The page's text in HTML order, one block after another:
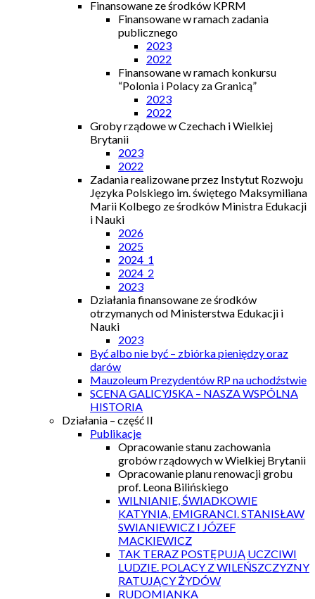
Finansowane ze środków KPRM
Finansowane w ramach zadania
publicznego
2023
2022
Finansowane w ramach konkursu
“Polonia i Polacy za Granicą”
2023
2022
Groby rządowe w Czechach i Wielkiej
Brytanii
2023
2022
Zadania realizowane przez Instytut Rozwoju
Języka Polskiego im. świętego Maksymiliana
Marii Kolbego ze środków Ministra Edukacji
i Nauki
2026
2025
2024_1
2024_2
2023
Działania finansowane ze środków
otrzymanych od Ministerstwa Edukacji i
Nauki
2023
Być albo nie być – zbiórka pieniędzy oraz
darów
Mauzoleum Prezydentów RP na uchodźstwie
SCENA GALICYJSKA – NASZA WSPÓLNA
HISTORIA
Działania – część II
Publikacje
Opracowanie stanu zachowania
grobów rządowych w Wielkiej Brytanii
Opracowanie planu renowacji grobu
prof. Leona Bilińskiego
WILNIANIE, ŚWIADKOWIE
KATYNIA, EMIGRANCI. STANISŁAW
SWIANIEWICZ I JÓZEF
MACKIEWICZ
TAK TERAZ POSTĘPUJĄ UCZCIWI
LUDZIE. POLACY Z WILEŃSZCZYZNY
RATUJĄCY ŻYDÓW
RUDOMIANKA